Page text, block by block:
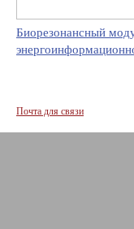
Биорезонансный
Почта для связи